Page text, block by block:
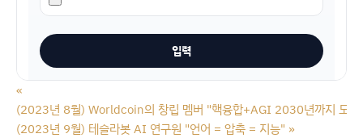
«
(2023년 8월) Worldcoin의 창립 멤버 "핵융합+AGI 2030년까지 도
(2023년 9월) 테슬라봇 AI 연구원 "언어 = 압축 = 지능" »